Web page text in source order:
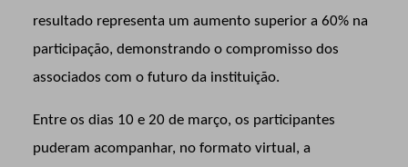
resultado representa um aumento superior a 60% na
participação, demonstrando o compromisso dos
associados com o futuro da instituição.
Entre os dias 10 e 20 de março, os participantes
puderam acompanhar, no formato virtual, a